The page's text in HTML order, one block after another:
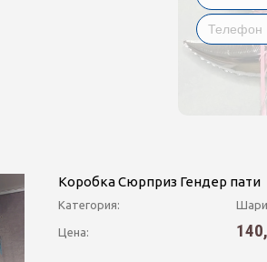
Коробка Сюрприз Гендер пати
Категория:
Цена: